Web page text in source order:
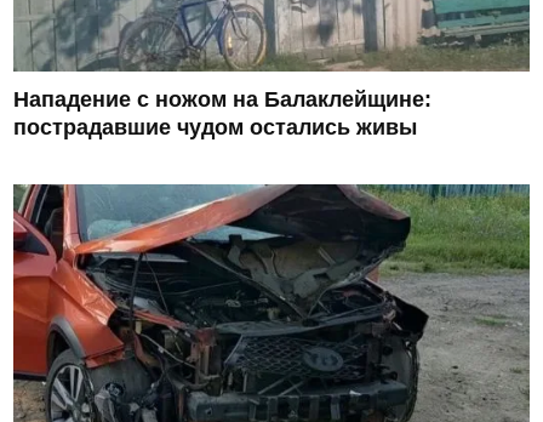
Нападение с ножом на Балаклейщине:
пострадавшие чудом остались живы